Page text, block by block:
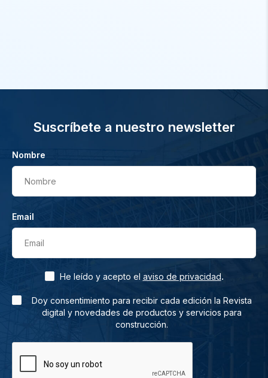
Suscríbete a nuestro newsletter
Nombre
Nombre
Email
Email
He leído y acepto el aviso de privacidad.
Doy consentimiento para recibir cada edición la Revista
digital y novedades de productos y servicios para
construcción.